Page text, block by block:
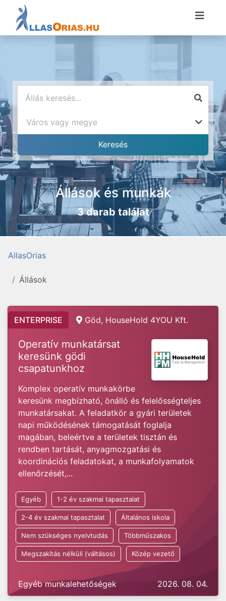
Állások és munkák
3 darab találat
AllasOrias
Állások
ENTERPRISE Göd, HouseHold 4YOU Kft.
Operatív munkatársat
keresünk gödi
csapatunkhoz
Komplex operatív munkakörbe
keresünk megbízható, önálló és felelősségteljes
munkatársakat. A feladatkör a gyári területek
napi működésének támogatását foglalja
magában, beleértve a területek tisztán és
rendben tartását, anyagmozgatási és
koordinációs feladatokat, a munkafolyamatok
ellenőrzését,...
Egyéb 1-2 év szakmai tapasztalat
2-4 év szakmai tapasztalat Általános iskola
Nem szükséges nyelvtudás Többműszakos
Megszakítás nélküli (váltásos) Közép vezető
Egyéb munkalehetőségek 2026. 08. 04.